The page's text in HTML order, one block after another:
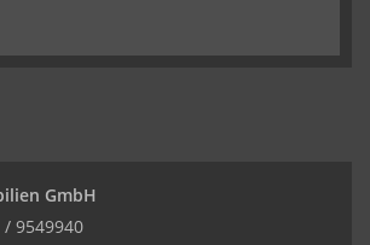
GmbH
/ 9549940